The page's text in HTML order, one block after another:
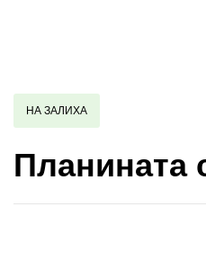
НА ЗАЛИХА
Планината